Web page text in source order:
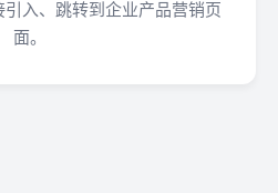
入、跳转到企业产品营销页
面。